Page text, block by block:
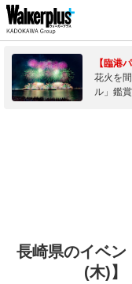
【臨港
花火を
ル」鑑
長崎県のイベン
(木)】